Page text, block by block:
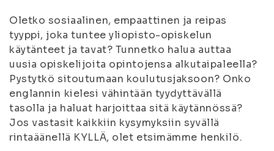
Oletko sosiaalinen, empaattinen ja reipas
tyyppi, joka tuntee yliopisto-opiskelun
käytänteet ja tavat? Tunnetko halua auttaa
uusia opiskelijoita opintojensa alkutaipaleella?
Pystytkö sitoutumaan koulutusjaksoon? Onko
englannin kielesi vähintään tyydyttävällä
tasolla ja haluat harjoittaa sitä käytännössä?
Jos vastasit kaikkiin kysymyksiin syvällä
rintaäänellä KYLLÄ, olet etsimämme henkilö.